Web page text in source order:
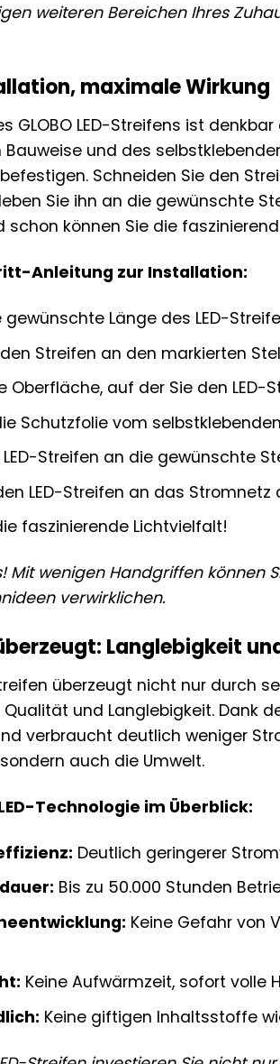
weiteren Bereichen Ihres
maximale Wirkung
GLOBO LED-Streifens ist
Bauweise und des
Schneiden Sie den
Sie ihn an die gewünschte
schon können Sie die
Anleitung zur Installation:
gewünschte Länge des LED-
Streifen an den markierten
Oberfläche, auf der Sie den
Schutzfolie vom
Streifen an die gewünschte
LED-Streifen an das Stromnetz
faszinierende Lichtvielfalt!
Mit wenigen Handgriffen können
verwirklichen.
Langlebigkeit
überzeugt nicht nur
und Langlebigkeit. Dank
verbraucht deutlich weniger
auch die Umwelt.
Technologie im Überblick:
Deutlich geringerer
Bis zu 50.000 Stunden
Keine Gefahr von
Keine Aufwärmzeit, sofort volle
Keine giftigen Inhaltsstoffe